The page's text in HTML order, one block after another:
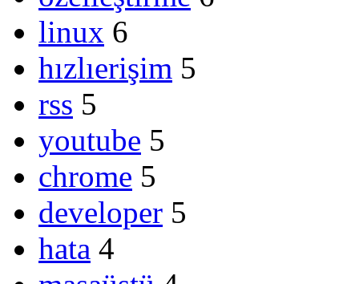
linux 6
hızlıerişim 5
rss 5
youtube 5
chrome 5
developer 5
hata 4